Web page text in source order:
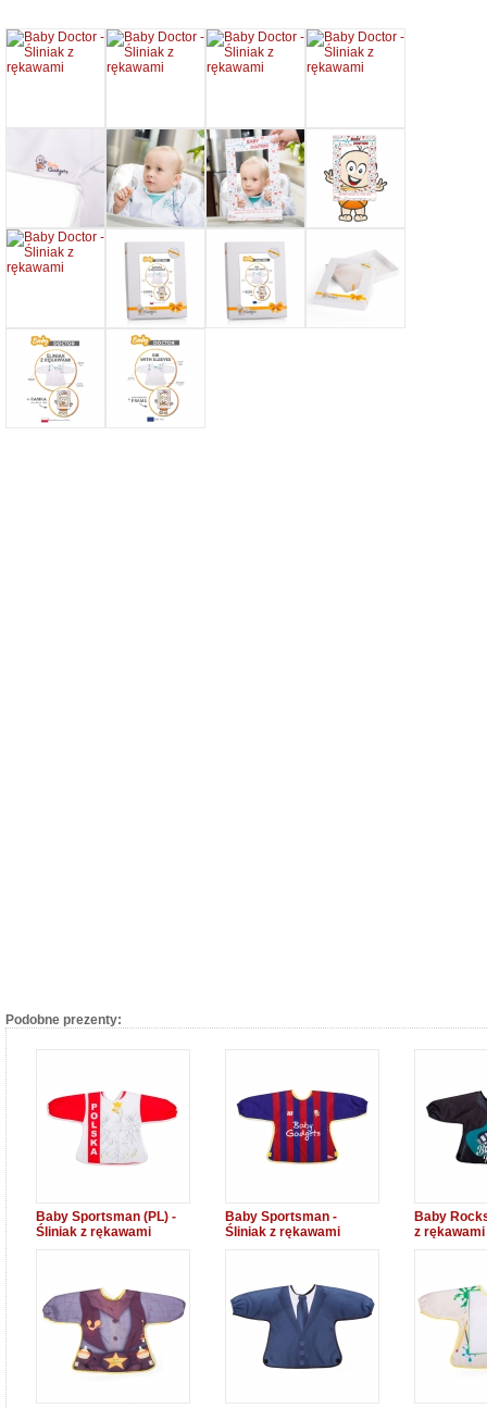
Podobne prezenty:
Baby Sportsman (PL) -
Śliniak z rękawami
Baby Sportsman -
Śliniak z rękawami
Baby
z rękawami